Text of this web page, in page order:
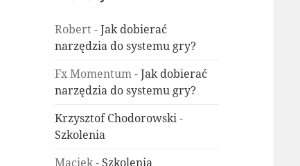
Robert-Jak dobierać
narzędzia do systemu gry?
Fx Momentum-Jak dobierać
narzędzia do systemu gry?
Krzysztof Chodorowski-
Szkolenia
Maciek- Szkolenia